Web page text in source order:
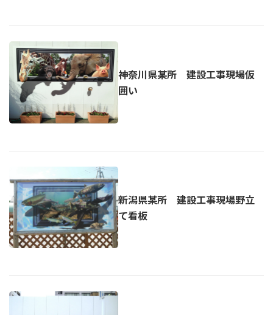
神奈川県某所 建設工事現場仮
囲い
新潟県某所 建設工事現場野立
て看板